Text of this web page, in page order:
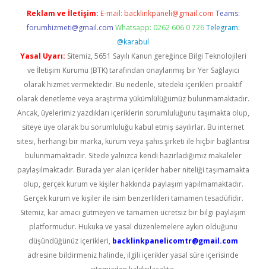
Reklam ve İletişim: E-mail: backlinkpaneli@gmail.com Teams:
forumhizmeti@gmail.com Whatsapp: 0262 606 0 726 Telegram:
@karabul
Yasal Uyarı: Sitemiz, 5651 Sayılı Kanun gereğince Bilgi Teknolojileri
ve İletişim Kurumu (BTK) tarafından onaylanmış bir Yer Sağlayıcı
olarak hizmet vermektedir. Bu nedenle, sitedeki içerikleri proaktif
olarak denetleme veya araştırma yükümlülüğümüz bulunmamaktadır.
Ancak, üyelerimiz yazdıkları içeriklerin sorumluluğunu taşımakta olup,
siteye üye olarak bu sorumluluğu kabul etmiş sayılırlar. Bu internet
sitesi, herhangi bir marka, kurum veya şahıs şirketi ile hiçbir bağlantısı
bulunmamaktadır. Sitede yalnızca kendi hazırladığımız makaleler
paylaşılmaktadır. Burada yer alan içerikler haber niteliği taşımamakta
olup, gerçek kurum ve kişiler hakkında paylaşım yapılmamaktadır.
Gerçek kurum ve kişiler ile isim benzerlikleri tamamen tesadüfidir.
Sitemiz, kar amacı gütmeyen ve tamamen ücretsiz bir bilgi paylaşım
platformudur. Hukuka ve yasal düzenlemelere aykırı olduğunu
düşündüğünüz içerikleri, backlinkpanelicomtr@gmail.com
adresine bildirmeniz halinde, ilgili içerikler yasal süre içerisinde